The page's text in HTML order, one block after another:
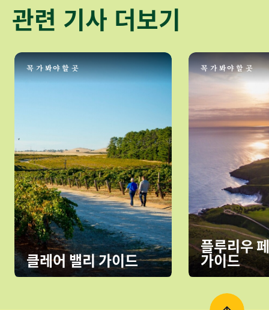
관련 기사 더보기
꼭 가 봐야 할 곳
클레어 밸리 가이드
꼭 가 봐야 할 곳
플루리우
가이드